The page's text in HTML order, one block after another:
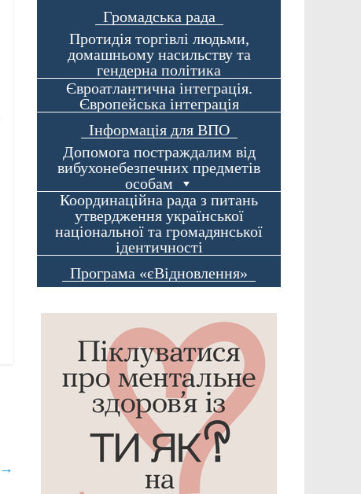
→
Громадська рада
Протидія торгівлі людьми,
домашньому насильству та
гендерна політика
Євроатлантична інтеграція.
Європейська інтеграція
Інформація для ВПО
Допомога постраждалим від
вибухонебезпечних предметів
особам
Координаційна рада з питань
утвердження української
національної та громадянської
ідентичності
Програма «єВідновлення»